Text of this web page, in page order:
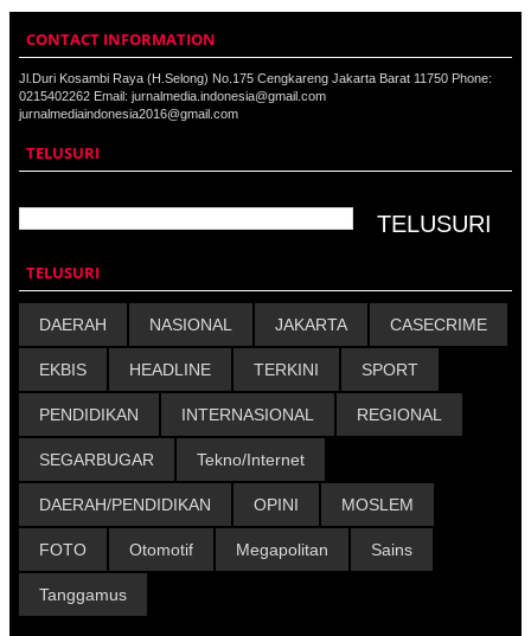
CONTACT INFORMATION
Jl.Duri Kosambi Raya (H.Selong) No.175 Cengkareng Jakarta Barat 11750 Phone:
0215402262 Email: jurnalmedia.indonesia@gmail.com
jurnalmediaindonesia2016@gmail.com
TELUSURI
TELUSURI
DAERAH NASIONAL JAKARTA CASECRIME
EKBIS HEADLINE TERKINI SPORT
PENDIDIKAN INTERNASIONAL REGIONAL
SEGARBUGAR Tekno/Internet
DAERAH/PENDIDIKAN OPINI MOSLEM
FOTO Otomotif Megapolitan Sains
Tanggamus